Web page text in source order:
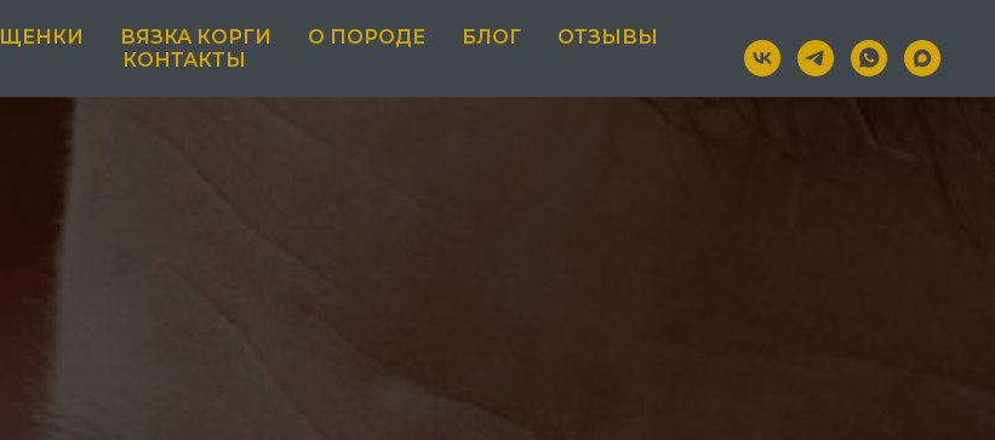
ЩЕНКИ ВЯЗКА КОРГИ О ПОРОДЕ БЛОГ
ОТЗЫВЫ
КОНТАКТЫ